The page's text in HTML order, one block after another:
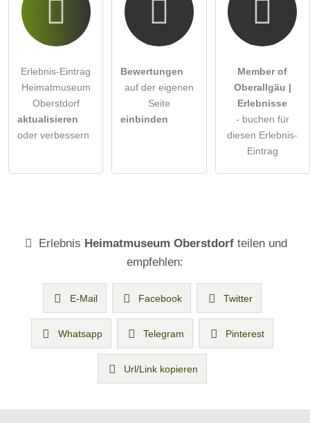
Erlebnis-Eintrag
Heimatmuseum
Oberstdorf
aktualisieren
oder verbessern
Bewertungen
auf der eigenen
Seite
einbinden
Member of
Oberallgäu |
Erlebnisse
- buchen für
diesen Erlebnis-
Eintrag
Erlebnis Heimatmuseum Oberstdorf teilen und
empfehlen:
E-Mail Facebook Twitter
Whatsapp Telegram Pinterest
Url/Link kopieren